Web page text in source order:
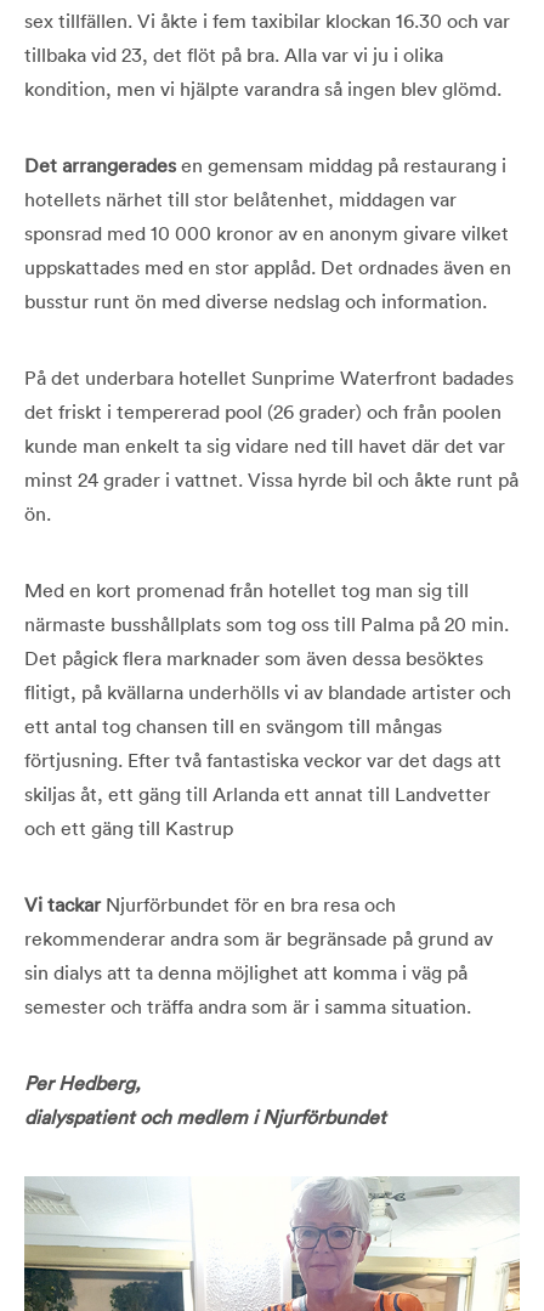
sex tillfällen. Vi åkte i fem taxibilar klockan 16.30 och var
tillbaka vid 23, det flöt på bra. Alla var vi ju i olika
kondition, men vi hjälpte varandra så ingen blev glömd.
Det arrangerades en gemensam middag på restaurang i
hotellets närhet till stor belåtenhet, middagen var
sponsrad med 10 000 kronor av en anonym givare vilket
uppskattades med en stor applåd. Det ordnades även en
busstur runt ön med diverse nedslag och information.
På det underbara hotellet Sunprime Waterfront badades
det friskt i tempererad pool (26 grader) och från poolen
kunde man enkelt ta sig vidare ned till havet där det var
minst 24 grader i vattnet. Vissa hyrde bil och åkte runt på
ön.
Med en kort promenad från hotellet tog man sig till
närmaste busshållplats som tog oss till Palma på 20 min.
Det pågick flera marknader som även dessa besöktes
flitigt, på kvällarna underhölls vi av blandade artister och
ett antal tog chansen till en svängom till mångas
förtjusning. Efter två fantastiska veckor var det dags att
skiljas åt, ett gäng till Arlanda ett annat till Landvetter
och ett gäng till Kastrup
Vi tackarNjurförbundet för en bra resa och
rekommenderar andra som är begränsade på grund av
sin dialys att ta denna möjlighet att komma i väg på
semester och träffa andra som är i samma situation.
Per Hedberg,
dialyspatient och medlem i Njurförbundet